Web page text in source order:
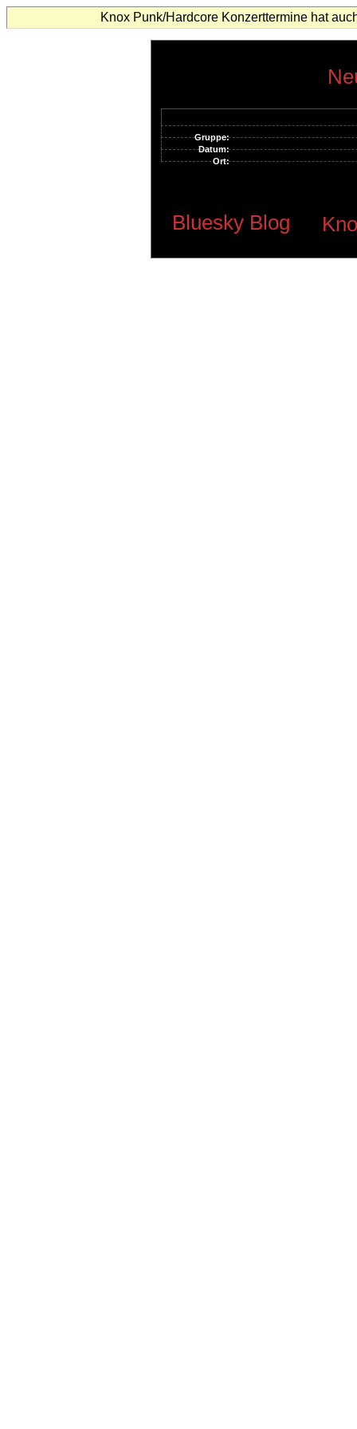
Knox Punk/Hardcore Konzerttermine hat
Gruppe:
Datum:
Ort:
Bluesky Blog